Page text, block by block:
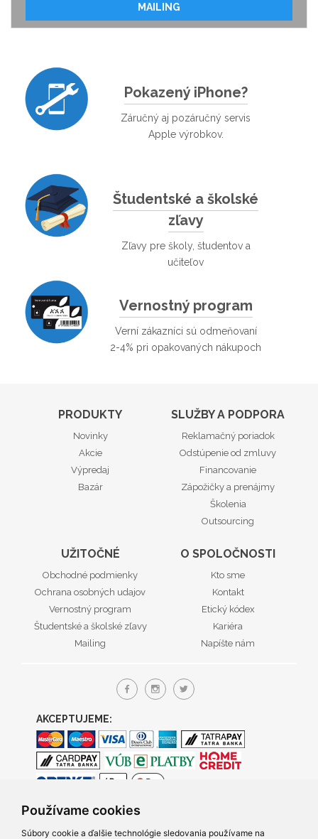
Používame cookies
Súbory cookie a ďalšie technológie sledovania používame na
MAILING
Pokazený iPhone?
Záručný aj pozáručný servis
Apple výrobkov.
Študentské a školské
zľavy
Zľavy pre školy, študentov a
učiteľov
Vernostný program
Verní zákazníci sú odmeňovaní
2-4% pri opakovaných nákupoch
PRODUKTY
Novinky
Akcie
Výpredaj
Bazár
SLUŽBY A PODPORA
Reklamačný poriadok
Odstúpenie od zmluvy
Financovanie
Zápožičky a prenájmy
Školenia
Outsourcing
UŽITOČNÉ
Obchodné podmienky
Ochrana osobných udajov
Vernostný program
Študentské a školské zľavy
Mailing
O SPOLOČNOSTI
Kto sme
Kontakt
Etický kódex
Kariéra
Napíšte nám
AKCEPTUJEME: